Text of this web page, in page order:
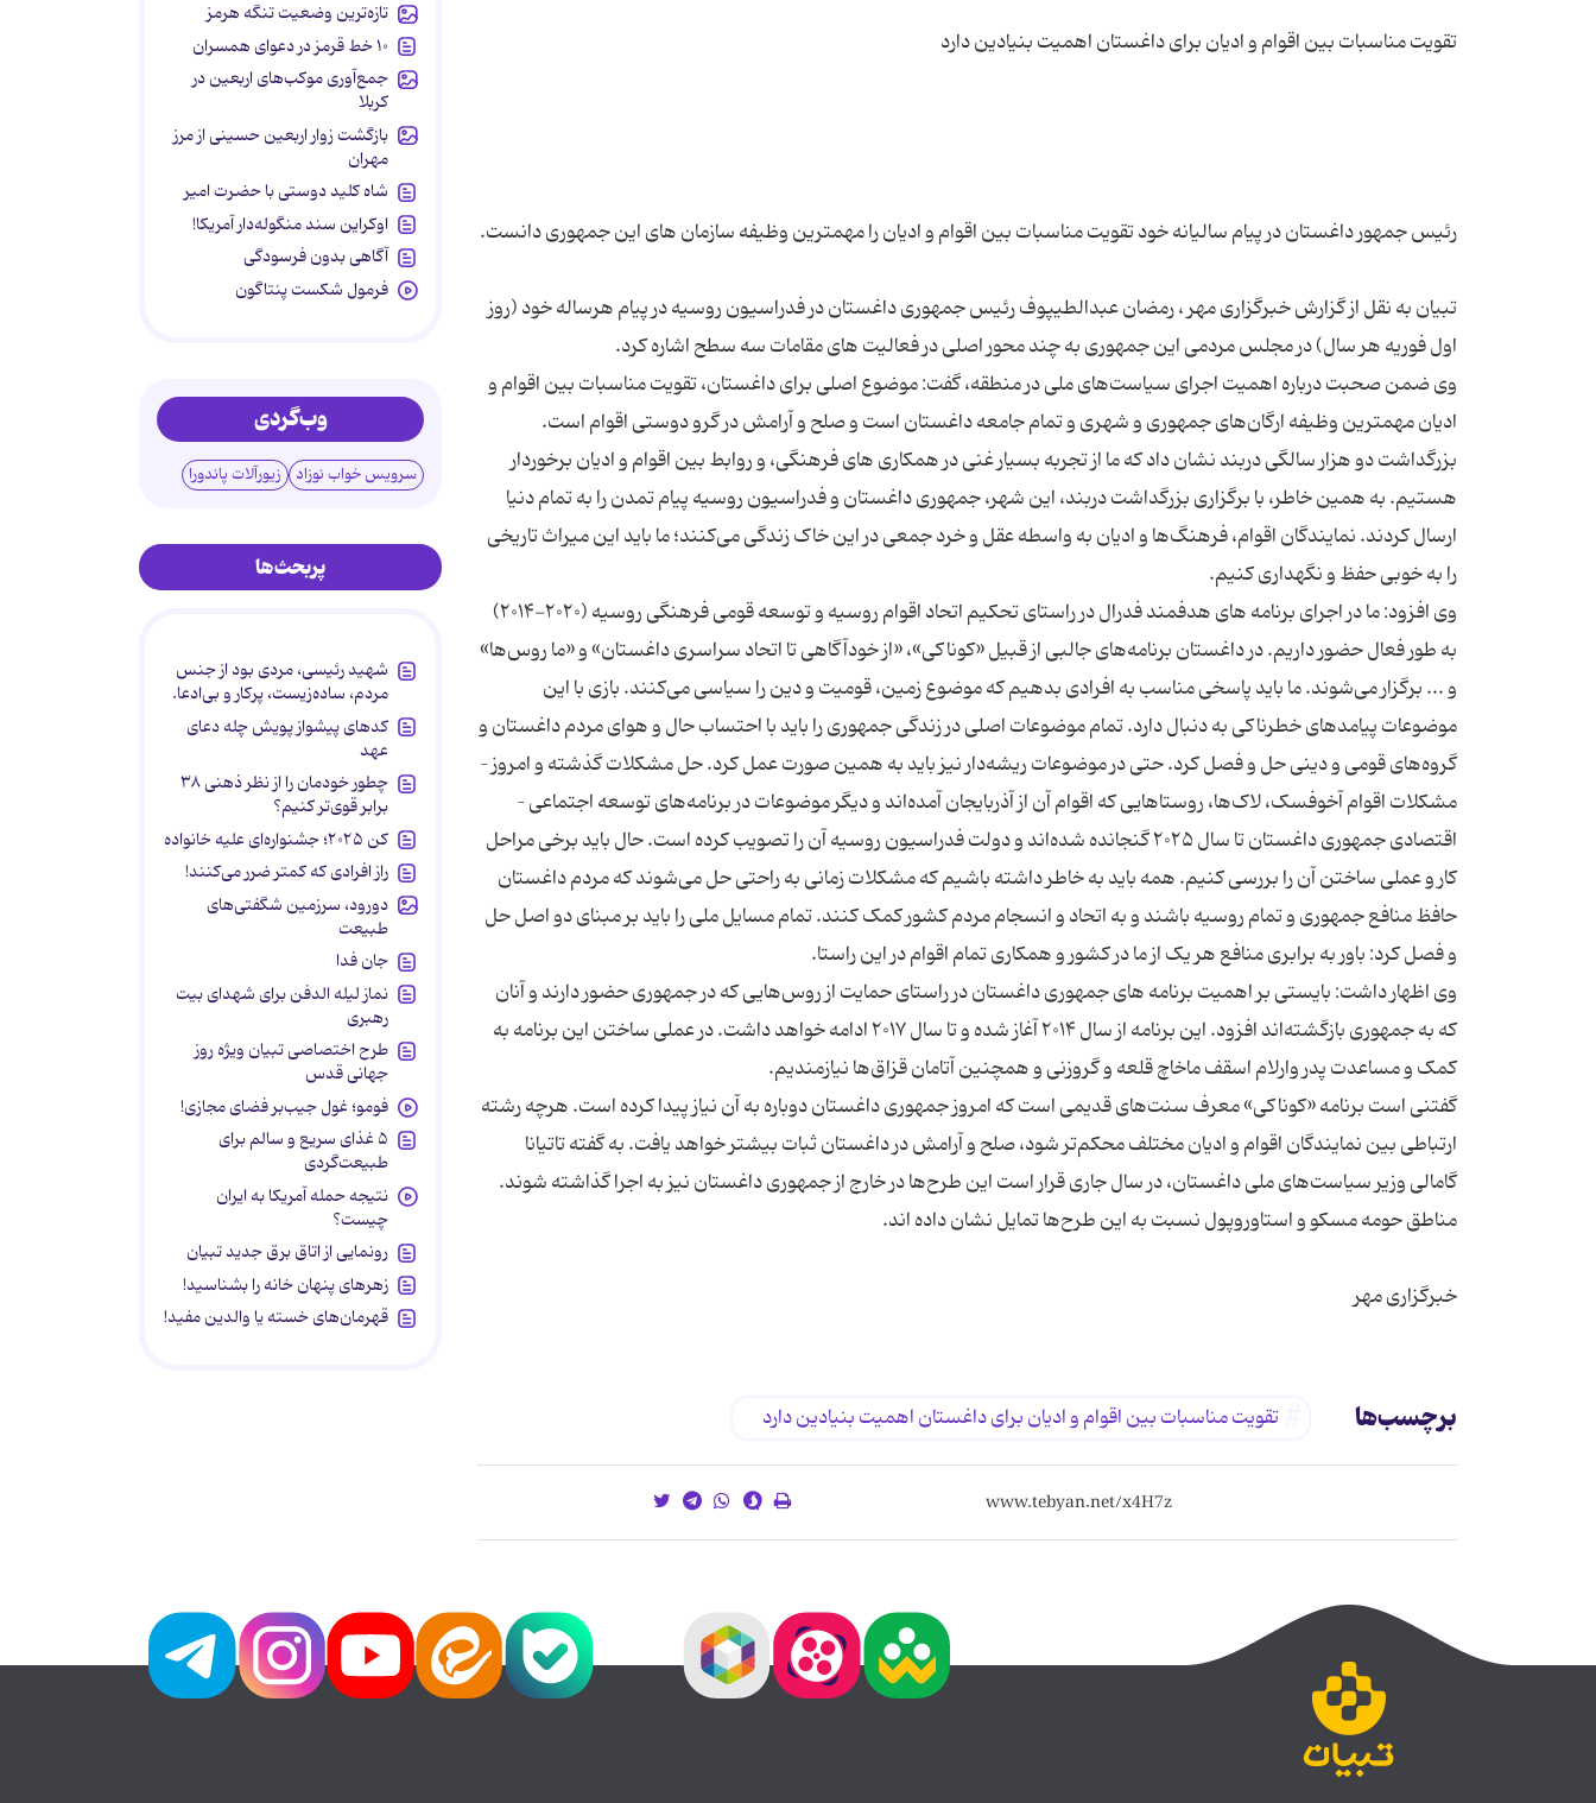
تبیان به نقل از گزارش خبرگزاری مهر ، رمضان عبدالطیپوف رئیس جمهوری داغستان در فدراسیون روسیه در پیام هرساله خود (روز
وی ضمن صحبت درباره اهمیت اجرای سیاست‌های ملی در منطقه، گفت: موضوع اصلی برای داغستان، تقویت مناسبات بین اقوام و
ادیان مهمترین وظیفه ارگان‌های جمهوری و شهری و تمام جامعه داغستان است و صلح و آرامش در گرو دوستی اقوام است.
بزرگداشت دو هزار سالگی دربند نشان داد که ما از تجربه بسیار غنی در همکاری های فرهنگی، و روابط بین اقوام و ادیان برخوردار
هستیم. به همین خاطر، با برگزاری بزرگداشت دربند، این شهر، جمهوری داغستان و فدراسیون روسیه پیام تمدن را به تمام دنیا
ارسال کردند. نمایندگان اقوام، فرهنگ‌ها و ادیان به واسطه عقل و خرد جمعی در این خاک زندگی می‌کنند؛ ما باید این میراث تاریخی
وی افزود: ما در اجرای برنامه ‌های هدفمند فدرال در راستای تحکیم اتحاد اقوام روسیه و توسعه قومی فرهنگی روسیه (۲۰۲۰-۲۰۱۴)
به طور فعال حضور داریم. در داغستان برنامه‌های جالبی از قبیل «کوناکی»، «از خودآگاهی تا اتحاد سراسری داغستان» و «ما روس‌ها»
و ... برگزار می‌شوند. ما باید پاسخی مناسب به افرادی بدهیم که موضوع زمین، قومیت و دین را سیاسی می‌کنند. بازی با این
موضوعات پیامدهای خطرناکی به دنبال دارد. تمام موضوعات اصلی در زندگی جمهوری را باید با احتساب حال و هوای مردم داغستان و
گروه‌های قومی و دینی حل و فصل کرد. حتی در موضوعات ریشه‌دار نیز باید به همین صورت عمل کرد. حل مشکلات گذشته و امروز –
مشکلات اقوام آخوفسک، لاک‌ها، روستاهایی که اقوام آن از آذربایجان آمده‌اند و دیگر موضوعات در برنامه‌های توسعه اجتماعی –
اقتصادی جمهوری داغستان تا سال ۲۰۲۵ گنجانده شده‌اند و دولت فدراسیون روسیه آن را تصویب کرده است. حال باید برخی مراحل
کار و عملی ساختن آن را بررسی کنیم. همه باید به خاطر داشته باشیم که مشکلات زمانی به راحتی حل می‌شوند که مردم داغستان
حافظ منافع جمهوری و تمام روسیه باشند و به اتحاد و انسجام مردم کشور کمک کنند. تمام مسایل ملی را باید بر مبنای دو اصل حل
وی اظهار داشت: بایستی بر اهمیت برنامه‌ های جمهوری داغستان در راستای حمایت از روس‌هایی که در جمهوری حضور دارند و آنان
که به جمهوری بازگشته‌اند افزود. این برنامه از سال ۲۰۱۴ آغاز شده و تا سال ۲۰۱۷ ادامه خواهد داشت. در عملی ساختن این برنامه به
گفتنی است برنامه «کوناکی» معرف سنت‌های قدیمی است که امروز جمهوری داغستان دوباره به آن نیاز پیدا کرده است. هرچه رشته
ارتباطی بین نمایندگان اقوام و ادیان مختلف محکم‌تر شود، صلح و آرامش در داغستان ثبات بیشتر خواهد یافت. به گفته تاتیانا
گامالی وزیر سیاست‌های ملی داغستان، در سال جاری قرار است این طرح‌ها در خارج از جمهوری داغستان نیز به اجرا گذاشته شوند.
خبرگزاری مهر
برچسب‌ها تقویت مناسبات بین اقوام و ادیان برای داغستان اهمیت بنیادین دارد
تازه‌ترین وضعیت تنگه هرمز
۱۰ خط قرمز در دعوای همسران
جمع‌آوری موکب‌های اربعین در
کربلا
بازگشت زوار اربعین حسینی از مرز
مهران
شاه کلید دوستی با حضرت امیر
اوکراین سند منگوله‌دار آمریکا!
آگاهی بدون فرسودگی
فرمول شکست پنتاگون
وب‌گردی
سرویس خواب نوزاد زیورآلات پاندورا
پربحث‌ها
شهید رئیسی، مردی بود از جنس
مردم، ساده‌زیست، پرکار و بی‌ادعا.
کدهای پیشواز پویش چله دعای
عهد
چطور خودمان را از نظر ذهنی ۳۸
برابر قوی‌تر کنیم؟
کن ۲۰۲۵؛ جشنواره‌ای علیه خانواده
راز افرادی که کمتر ضرر می‌کنند!
دورود، سرزمین شگفتی‌های
طبیعت
جان فدا
نماز لیله الدفن برای شهدای بیت
رهبری
طرح اختصاصی تبیان ویژه روز
جهانی قدس
فومو؛ غول جیب‌بر فضای مجازی!
۵ غذای سریع و سالم برای
طبیعت‌گردی
نتیجه حمله آمریکا به ایران
چیست؟
رونمایی از اتاق برق جدید تبیان
زهرهای پنهان خانه را بشناسید!
قهرمان‌های خسته یا والدین مفید!